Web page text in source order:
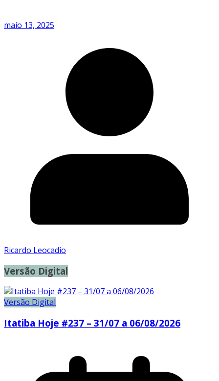
maio 13, 2025
Ricardo Leocadio
Versão Digital
Versão Digital
Itatiba Hoje #237 – 31/07 a 06/08/2026